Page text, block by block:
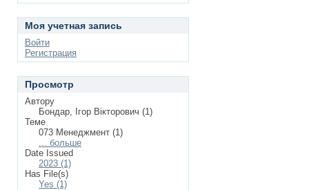
Моя учетная запись
Войти
Регистрация
Просмотр
Автору
Бондар, Ігор Вікторович (1)
Теме
073 Менеджмент (1)
... больше
Date Issued
2023 (1)
Has File(s)
Yes (1)